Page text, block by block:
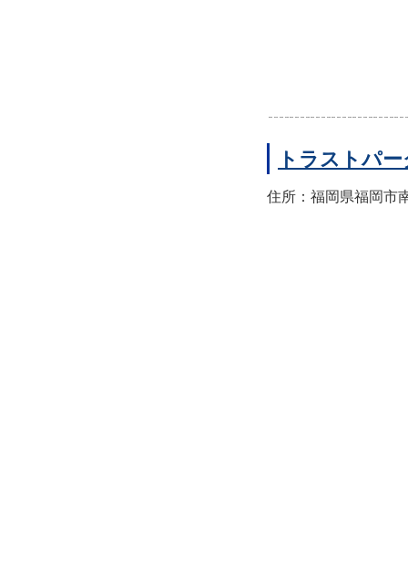
トラストパ
住所：福岡県福岡市